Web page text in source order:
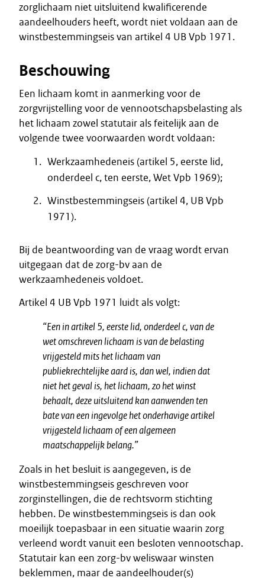
zorglichaam niet uitsluitend kwalificerende
aandeelhouders heeft, wordt niet voldaan aan de
winstbestemmingseis van artikel 4 UB Vpb 1971.
Beschouwing
Een lichaam komt in aanmerking voor de
zorgvrijstelling voor de vennootschapsbelasting als
het lichaam zowel statutair als feitelijk aan de
volgende twee voorwaarden wordt voldaan:
Werkzaamhedeneis (artikel 5, eerste lid,
onderdeel c, ten eerste, Wet Vpb 1969);
Winstbestemmingseis (artikel 4, UB Vpb
1971).
Bij de beantwoording van de vraag wordt ervan
uitgegaan dat de zorg-bv aan de
werkzaamhedeneis voldoet.
Artikel 4 UB Vpb 1971 luidt als volgt:
“Een in artikel 5, eerste lid, onderdeel c, van de
wet omschreven lichaam is van de belasting
vrijgesteld mits het lichaam van
publiekrechtelijke aard is, dan wel, indien dat
niet het geval is, het lichaam, zo het winst
behaalt, deze uitsluitend kan aanwenden ten
bate van een ingevolge het onderhavige artikel
vrijgesteld lichaam of een algemeen
maatschappelijk belang.”
Zoals in het besluit is aangegeven, is de
winstbestemmingseis geschreven voor
zorginstellingen, die de rechtsvorm stichting
hebben. De winstbestemmingseis is dan ook
moeilijk toepasbaar in een situatie waarin zorg
verleend wordt vanuit een besloten vennootschap.
Statutair kan een zorg-bv weliswaar winsten
beklemmen, maar de aandeelhouder(s)